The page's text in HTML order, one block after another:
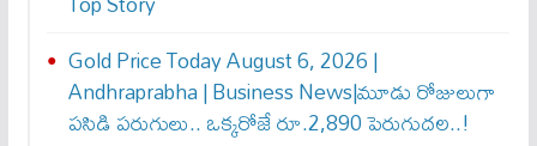
Gold Price Today August 6, 2026 |
Andhraprabha | Business News|మూడు రోజులుగా
పసిడి పరుగులు.. ఒక్కరోజే రూ.2,890 పెరుగుద‌ల‌..!